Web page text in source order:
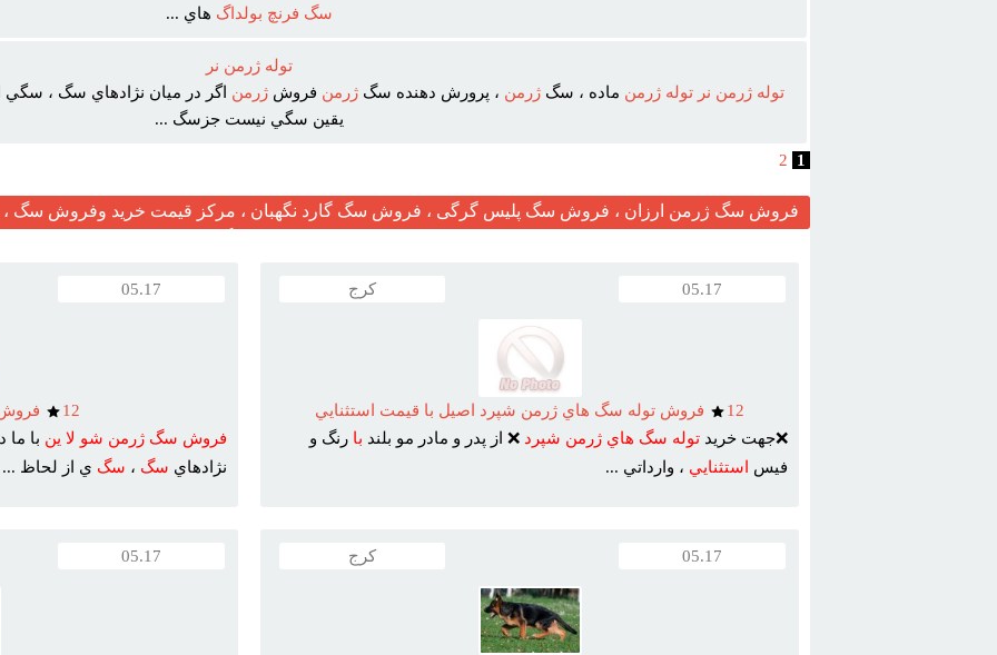
سگ فرنچ بولداگ هاي ...
توله ژرمن نر
توله ژرمن نر توله ژرمن ماده ، سگژرمن ، پرورش دهنده سگژرمن فروشژرمن اگر در ميان نژادهاي سگ ، سگي
يقين سگي نيست جزسگ ...
2
فروش سگ ژرمن ارزان ، فروش سگ پلیس گرگی ، فروش سگ گارد نگهبان ، مرکز قیمت خرید وفروش سگ ،
05.17 کرج
12
فروش توله سگ هاي ژرمن شپرد اصيل با قيمت استثنايي
❌جهت خريدتوله سگ هاي ژرمن شپرد ❌ از پدر و مادر مو بلند با رنگ و
فيس استثنايي ، وارداتي ...
05.17
12
فروش سگ ژرمن شو لا ين با
نژادهاي سگ ، سگ ي از لحاظ ...
05.17 کرج 05.17